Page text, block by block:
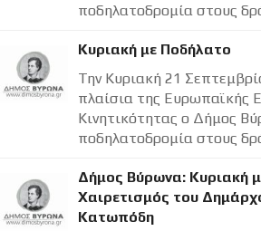
ποδηλατοδρομία στους
Κυριακή με Ποδήλατο
Την Κυριακή 21
πλαίσια της Ευρωπαϊκής
Κινητικότητας ο Δήμος
ποδηλατοδρομία στους
Δήμος Βύρωνα: Κυριακή
Χαιρετισμός του
Κατωπόδη